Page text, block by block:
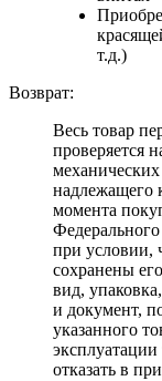
т.д.)
Возврат:
Весь товар
проверяется
надлежащего
момента
при условии,
сохранены
вид,
и документ,
указанного
отказать в